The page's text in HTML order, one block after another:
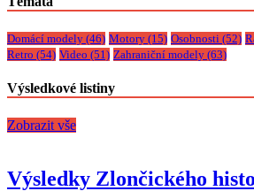
Domácí modely (46) Motory (15) Osobnosti (52)
Retro (54) Video (51) Zahraniční modely (63)
Výsledkové listiny
Zobrazit vše
Výsledky Zlončického